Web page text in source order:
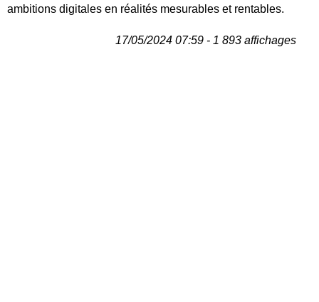
ambitions digitales en réalités mesurables et rentables.
17/05/2024 07:59 - 1 893 affichages